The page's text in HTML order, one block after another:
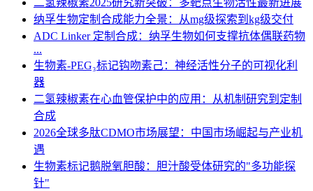
二氢辣椒素2025研究新突破：多靶点生物活性最新进展
纳孚生物定制合成能力全景：从mg级探索到kg级交付
ADC Linker 定制合成：纳孚生物如何支撑抗体偶联药物
...
生物素-PEG₃标记钩吻素己：神经活性分子的可视化利
器
二氢辣椒素在心血管保护中的应用：从机制研究到定制
合成
2026全球多肽CDMO市场展望：中国市场崛起与产业机
遇
生物素标记鹅脱氧胆酸：胆汁酸受体研究的"多功能探
针"